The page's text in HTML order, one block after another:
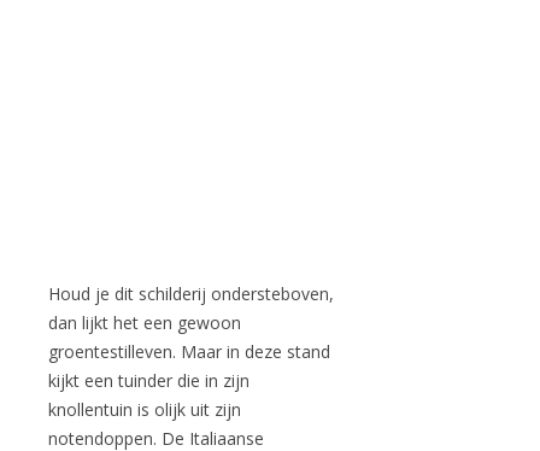
Houd je dit schilderij ondersteboven,
dan lijkt het een gewoon
groentestilleven. Maar in deze stand
kijkt een tuinder die in zijn
knollentuin is olijk uit zijn
notendoppen. De Italiaanse